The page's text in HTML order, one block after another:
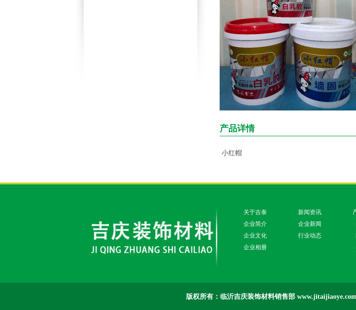
产品详情
小红帽
关于吉泰
企业简介
企业文化
企业相册
新闻资讯
企业新闻
行业动态
版权所有：临沂吉庆装饰材料销售部